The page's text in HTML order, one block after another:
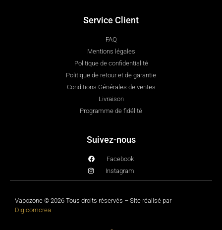
Service Client
FAQ
Mentions légales
Politique de confidentialité
Politique de retour et de garantie
Conditions Générales de ventes
Livraison
Programme de fidélité
Suivez-nous
Facebook
Instagram
Vapozone © 2026 Tous droits réservés – Site réalisé par
Digicomcrea